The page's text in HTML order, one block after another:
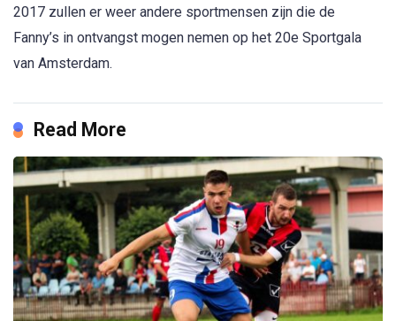
2017 zullen er weer andere sportmensen zijn die de
Fanny’s in ontvangst mogen nemen op het 20e Sportgala
van Amsterdam.
Read More